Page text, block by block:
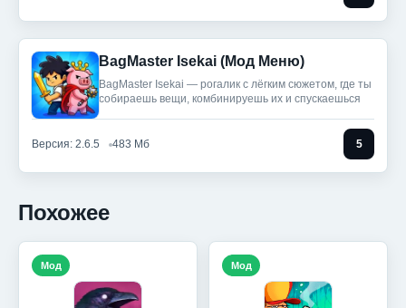
BagMaster Isekai (Мод Меню)
BagMaster Isekai — рогалик с лёгким сюжетом, где ты
собираешь вещи, комбинируешь их и спускаешься
Версия: 2.6.5 483 Мб 5
Похожее
Мод Мод